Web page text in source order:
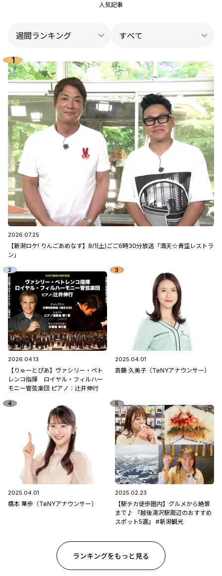
人気記事
2026.07.25
【新潟ロケ! りんごあめなす】8/1(土)ごご6時30分放送「満天☆青空レストラ
ン」
2026.04.13
【りゅーとぴあ】ヴァシリー・ペト
レンコ指揮 ロイヤル・フィルハー
モニー管弦楽団 ピアノ：辻󠄀井伸行
2025.04.01
斎藤 久美子（TeNYアナウンサー）
2025.04.01
橋本 華歩（TeNYアナウンサー）
2025.02.23
【駅チカ徒歩圏内】グルメから絶景
まで♪ 『越後湯沢駅周辺のおすすめ
スポット5選』 #新潟観光
ランキングをもっと見る